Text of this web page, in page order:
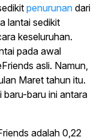
penurunan dari
lantai sedikit
keseluruhan.
pada awal
asli. Namun,
Maret tahun itu.
baru-baru ini antara
adalah 0,22